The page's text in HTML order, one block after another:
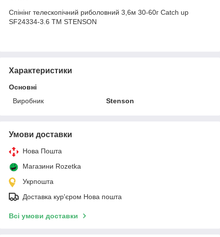
Спінінг телескопічний риболовний 3,6м 30-60г Catch up
SF24334-3.6 ТМ STENSON
Характеристики
Основні
Виробник
Stenson
Умови доставки
Нова Пошта
Магазини Rozetka
Укрпошта
Доставка кур'єром Нова пошта
Всі умови доставки